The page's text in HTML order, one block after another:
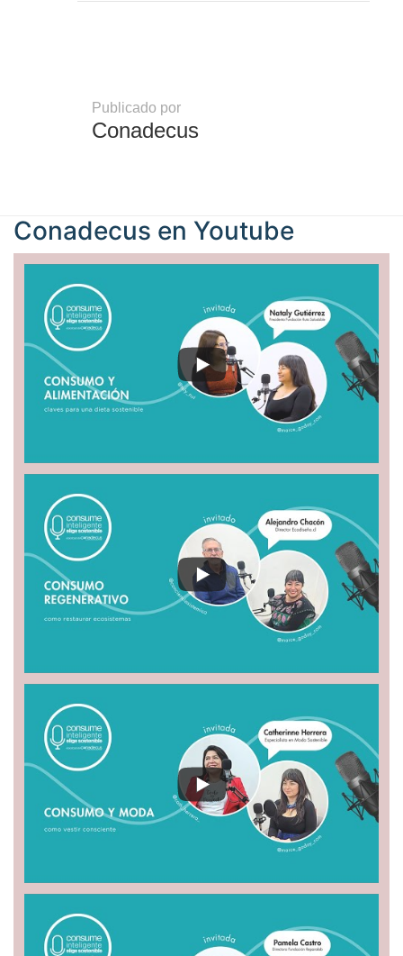
Publicado por
Conadecus
Conadecus en Youtube